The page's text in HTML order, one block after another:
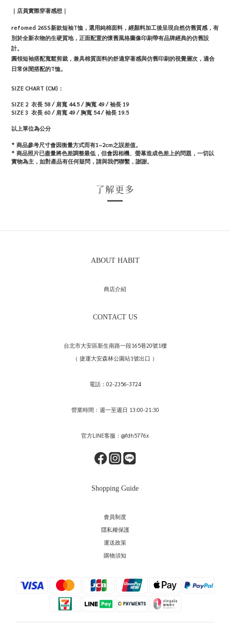
｜店員實際穿著感想｜
refomed 26SS新款短袖T恤，選用純棉面料，經顏料加工後呈現自然仿舊質感，有
別於全新衣物的生硬質地，正面配置的懷舊風格圖像印刷帶有品牌經典的仿舊設
計。
圓領短袖搭配寬鬆剪裁，兼具棉質面料的舒適穿著感與仿舊印刷的視覺層次，適合
日常休閒搭配的T恤。
SIZE CHART (CM)：
SIZE 2 衣長 58 / 肩寬 44.5 / 胸寬 49 / 袖長 19
SIZE 3 衣長 60 / 肩寬 49 / 胸寬 54 / 袖長 19.5
以上單位為公分
* 商品參考尺寸會因衡量方式而有1~2cm之誤差值。
* 商品照片已盡量將色差調整最低，但會因相機、螢幕造成色差上的問題，一切以
實物為主，如對產品有任何疑問，請與我們聯繫，謝謝。
了解更多
ABOUT HABIT
商店介紹
CONTACT US
台北市大安區新生南路一段165巷20號1樓
（ 捷運大安森林公園站1號出口 ）
電話：02-2356-3724
營業時間：週一至週日 13:00-21:30
官方LINE客服：@fdh5776x
Shopping Guide
會員制度
隱私權保護
運送政策
購物須知